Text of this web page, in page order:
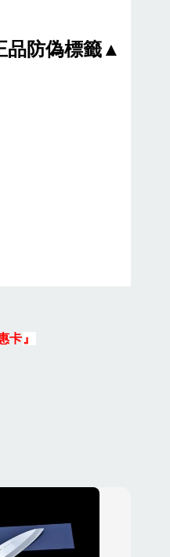
品防偽標籤▲
卡 』